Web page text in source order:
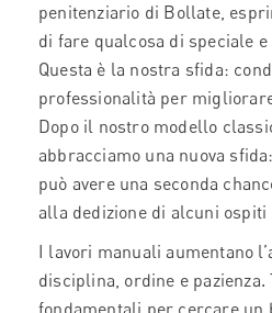
penitenziario di Bollate,
di fare qualcosa di speciale
Questa è la nostra sfida:
professionalità per
Dopo il nostro modello
abbracciamo una nuova
può avere una seconda
alla dedizione di alcuni
I lavori manuali aumentano
disciplina, ordine e
fondamentali per cercare un